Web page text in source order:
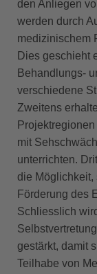
den Anliegen
werden durch
medizinischem
Dies geschieht
Behandlungs-
verschiedene
Zweitens
mit
unterrichten.
die Möglichkeit,
Förderung des
Schliesslich
gestärkt, damit
Teilhabe von